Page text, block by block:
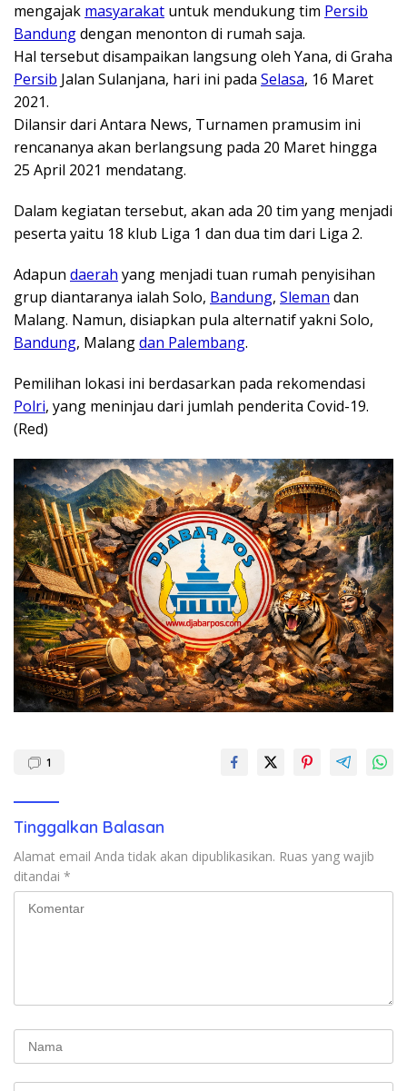
mengajak masyarakat untuk mendukung tim Persib
Bandungdengan menonton di rumah saja.
Hal tersebut disampaikan langsung oleh Yana, di Graha
Persib Jalan Sulanjana, hari ini pada Selasa, 16 Maret
2021.
Dilansir dari Antara News, Turnamen pramusim ini
rencananya akan berlangsung pada 20 Maret hingga
25 April 2021 mendatang.
Dalam kegiatan tersebut, akan ada 20 tim yang menjadi
peserta yaitu 18 klub Liga 1 dan dua tim dari Liga 2.
Adapun daerah yang menjadi tuan rumah penyisihan
grup diantaranya ialah Solo, Bandung, Sleman dan
Malang. Namun, disiapkan pula alternatif yakni Solo,
Bandung, Malangdan Palembang.
Pemilihan lokasi ini berdasarkan pada rekomendasi
Polri, yang meninjau dari jumlah penderita Covid-19.
(Red)
1
Tinggalkan Balasan
Alamat email Anda tidak akan dipublikasikan. Ruas yang wajib
ditandai *